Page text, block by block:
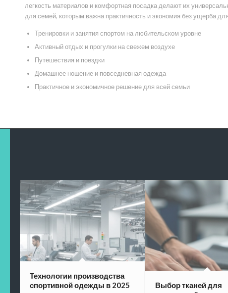
легкость материалов и комфортная посадка делают их
для семей, которым важна практичность и экономия без ущерба
Тренировки и занятия спортом на любительском уровне
Активный отдых и прогулки на свежем воздухе
Путешествия и поездки
Домашнее ношение и повседневная одежда
Практичное и экономичное решение для всей семьи
Технологии производства
спортивной одежды в 2025
Выбор тканей для